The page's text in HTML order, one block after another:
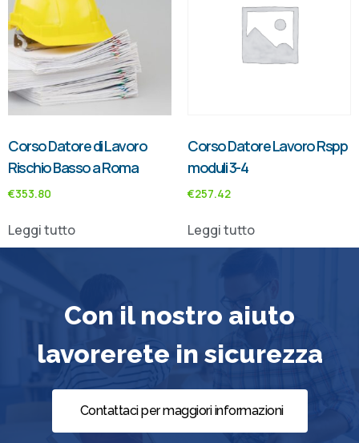
Corso Datore di Lavoro
Rischio Basso a Roma
€353.80
Leggi tutto
Corso Datore Lavoro Rspp
moduli 3-4
€257.42
Leggi tutto
Con il nostro aiuto
lavorerete in sicurezza
Contattaci per maggiori informazioni